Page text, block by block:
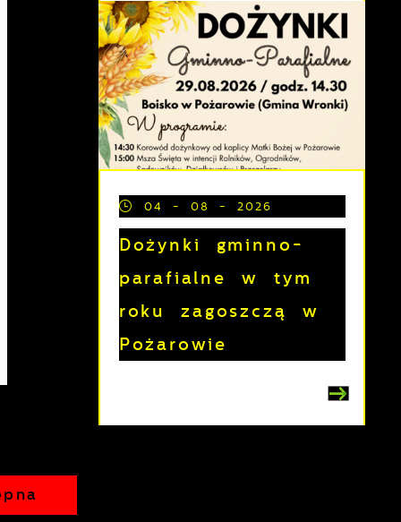
04 - 08 - 2026
Dożynki gminno-
parafialne w tym
roku zagoszczą w
Pożarowie